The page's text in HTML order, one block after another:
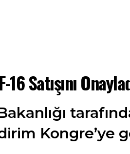
16 Satışını
Kongre’ye